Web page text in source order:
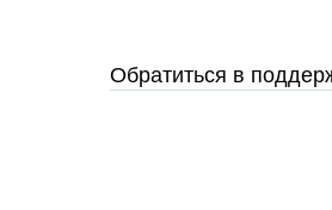
Обратиться в